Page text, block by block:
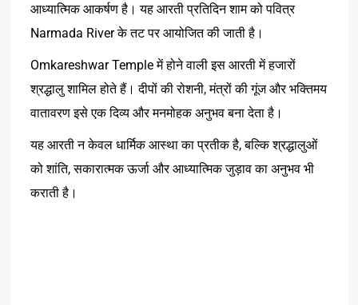
आध्यात्मिक आकर्षण है। यह आरती प्रतिदिन शाम को पवित्र
Narmada River के तट पर आयोजित की जाती है।
Omkareshwar Temple में होने वाली इस आरती में हजारों
श्रद्धालु शामिल होते हैं। दीपों की रोशनी, मंत्रों की गूंज और भक्तिमय
वातावरण इसे एक दिव्य और मनमोहक अनुभव बना देता है।
यह आरती न केवल धार्मिक आस्था का प्रतीक है, बल्कि श्रद्धालुओं
को शांति, सकारात्मक ऊर्जा और आध्यात्मिक जुड़ाव का अनुभव भी
कराती है।